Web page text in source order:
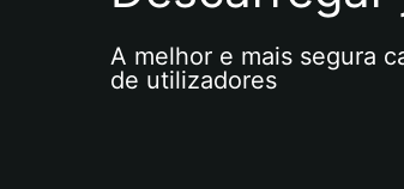
A melhor e mais segura
de utilizadores